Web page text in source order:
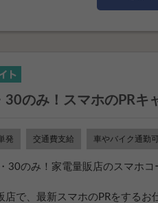
のみ！スマホのPRキ
発 交通費支給 車やバイク通勤
のみ！家電量販店のスマホコ
店で、最新スマホのPRをするお